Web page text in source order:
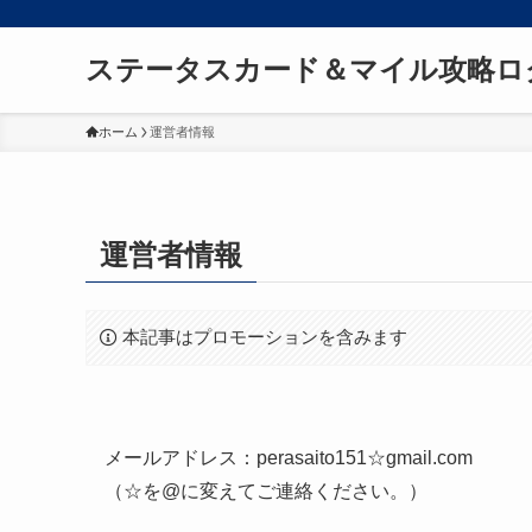
ステータスカード＆マイル攻略ロ
ホーム 運営者情報
運営者情報
本記事はプロモーションを含みます
メールアドレス：perasaito151☆gmail.com
（☆を@に変えてご連絡ください。）